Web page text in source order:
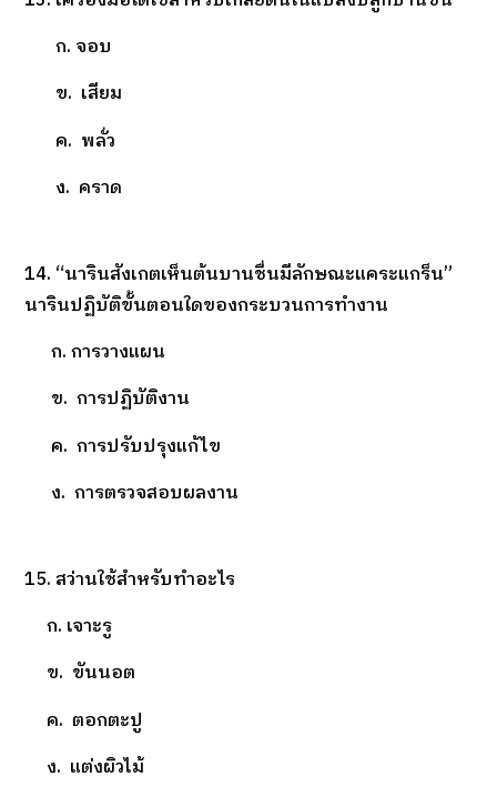
ก. จอบ
ข. เสียม
ค. พลั่ว
ง. คราด
14. “นารินสังเกตเห็นต้นบานชื่นมีลักษณะแคระแกร็น”
นารินปฏิบัติขั้นตอนใดของกระบวนการทำงาน
ก. การวางแผน
ข. การปฏิบัติงาน
ค. การปรับปรุงแก้ไข
ง. การตรวจสอบผลงาน
15. สว่านใช้สำหรับทำอะไร
ก. เจาะรู
ข. ขันนอต
ค. ตอกตะปู
ง. แต่งผิวไม้